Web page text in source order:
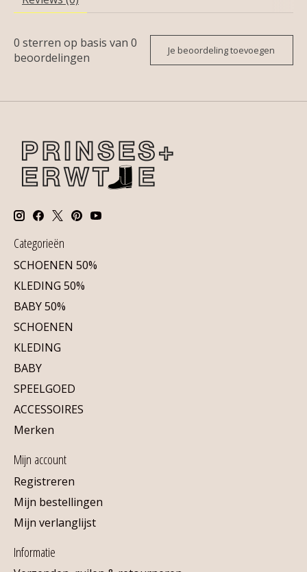
0 sterren op basis van 0
beoordelingen
Je beoordeling toevoegen
Categorieën
SCHOENEN 50%
KLEDING 50%
BABY 50%
SCHOENEN
KLEDING
BABY
SPEELGOED
ACCESSOIRES
Merken
Mijn account
Registreren
Mijn bestellingen
Mijn verlanglijst
Informatie